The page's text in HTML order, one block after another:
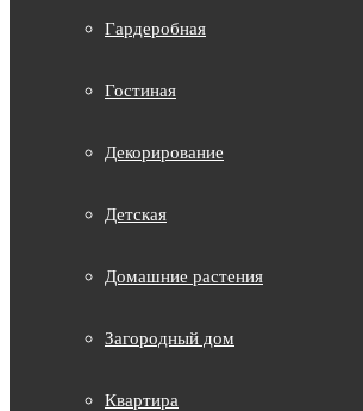
Гардеробная
Гостиная
Декорирование
Детская
Домашние растения
Загородный дом
Квартира